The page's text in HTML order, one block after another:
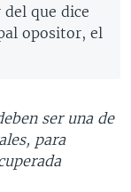
del que dice
opositor, el
ser una de
para